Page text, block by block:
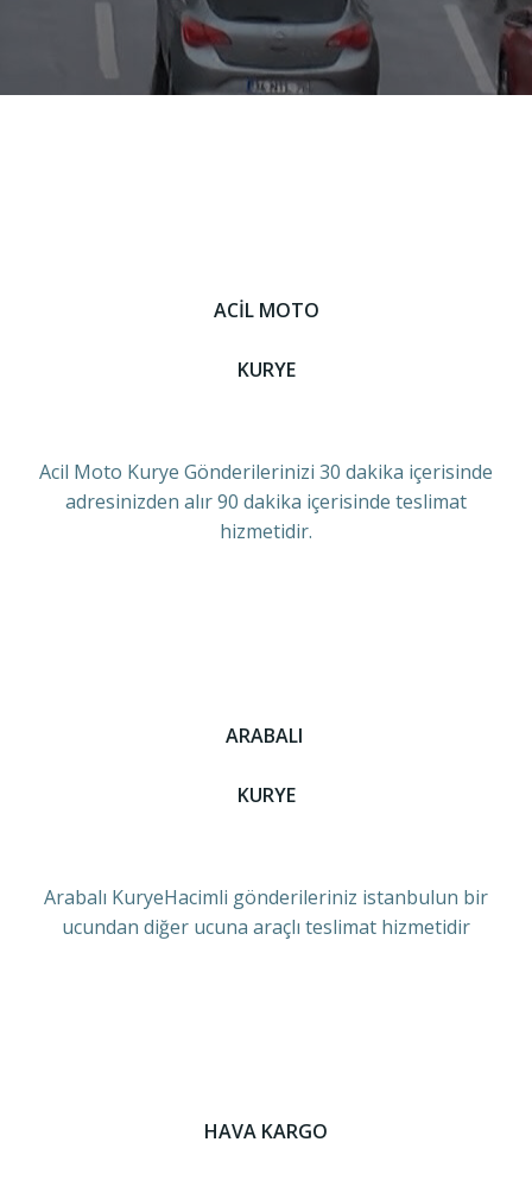
ACİL MOTO
KURYE
Acil Moto Kurye Gönderilerinizi 30 dakika içerisinde
adresinizden alır 90 dakika içerisinde teslimat
hizmetidir.
ARABALI
KURYE
Arabalı KuryeHacimli gönderileriniz istanbulun bir
ucundan diğer ucuna araçlı teslimat hizmetidir
HAVA KARGO